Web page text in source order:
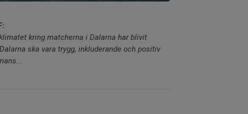
kring matcherna i Dalarna har blivit
ska vara trygg, inkluderande och positiv